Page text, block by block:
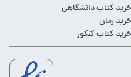
خرید کتاب دانشگاهی
خرید رمان
خرید کتاب کنکور